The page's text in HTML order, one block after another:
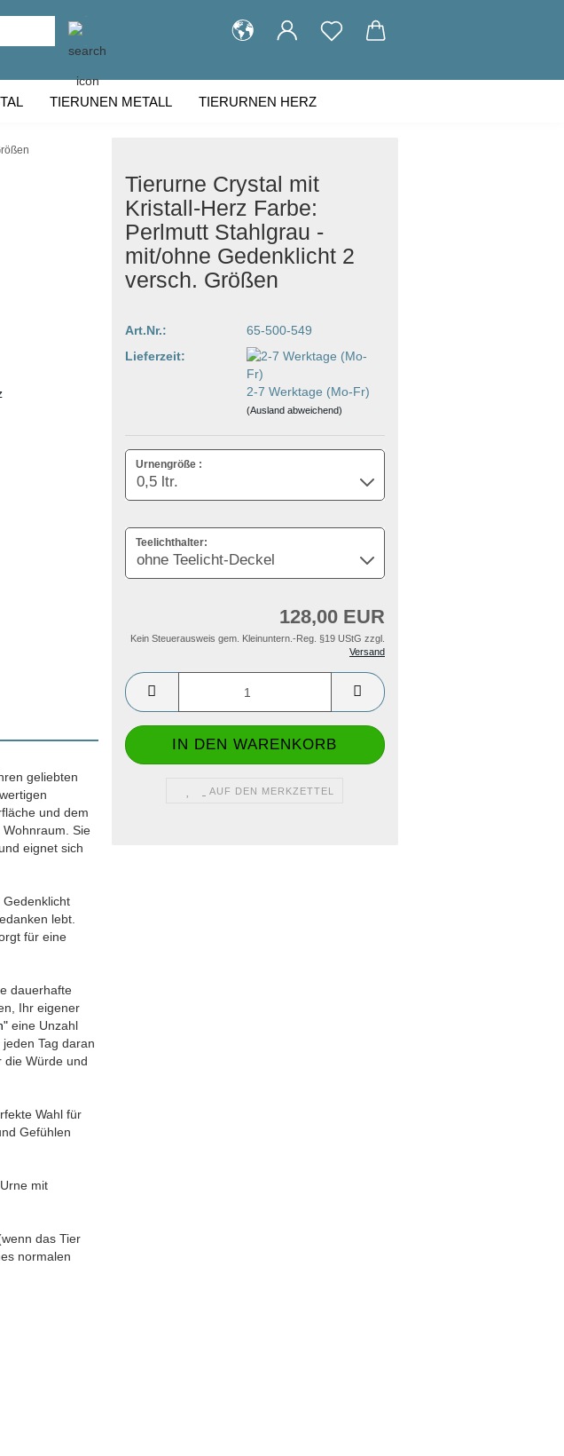
TIERUNEN METALL TIERURNEN HERZ
Tierurne Crystal mit
Kristall-Herz Farbe:
Perlmutt Stahlgrau -
mit/ohne Gedenklicht 2
versch. Größen
Art.Nr.:
65-500-549
Lieferzeit:
2-7 Werktage (Mo-Fr)
(Ausland abweichend)
Urnengröße :
Teelichthalter:
128,00 EUR
Kein Steuerausweis gem. Kleinuntern.-Reg. §19 UStG zzgl.
Versand
AUF DEN MERKZETTEL
geliebten
und dem
Sie
eignet sich
lebt.
für eine
dauerhafte
Ihr eigener
eine Unzahl
Tag daran
die Würde und
Wahl für
Gefühlen
mit
das Tier
normalen